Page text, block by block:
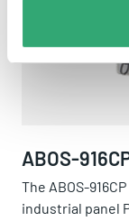
ABOS-
The ABOS-
industrial panel